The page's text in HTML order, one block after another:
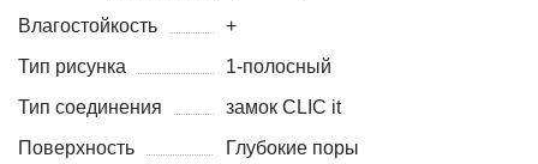
Влагостойкость
+
Тип рисунка
1-полосный
Тип соединения
замок CLIC it
Поверхность
Глубокие поры